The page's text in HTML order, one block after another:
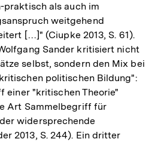
als auch im
weitgehend
[…]" (Ciupke 2013, S. 61).
Sander kritisiert nicht
selbst, sondern den Mix bei
politischen Bildung":
einer "kritischen Theorie"
Art Sammelbegriff für
widersprechende
2013, S. 244). Ein dritter